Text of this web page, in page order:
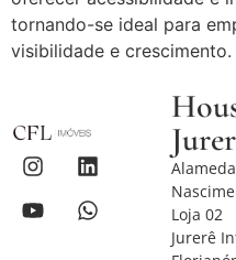
tornando-se ideal para
visibilidade e crescimento.
Loja 02
Jurerê